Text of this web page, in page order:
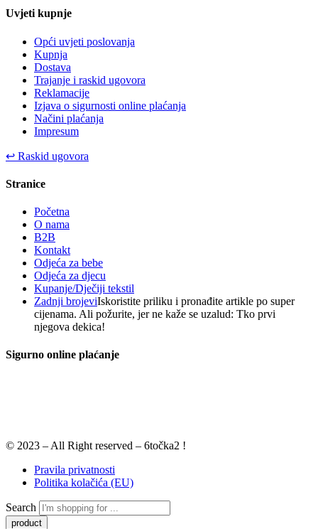
Uvjeti kupnje
Opći uvjeti poslovanja
Kupnja
Dostava
Trajanje i raskid ugovora
Reklamacije
Izjava o sigurnosti online plaćanja
Načini plaćanja
Impresum
↩ Raskid ugovora
Stranice
Početna
O nama
B2B
Kontakt
Odjeća za bebe
Odjeća za djecu
Kupanje/Dječiji tekstil
Zadnji brojeviIskoristite priliku i pronađite artikle po super
cijenama. Ali požurite, jer ne kaže se uzalud: Tko prvi
njegova dekica!
Sigurno online plaćanje
© 2023 – All Right reserved – 6točka2 !
Pravila privatnosti
Politika kolačića (EU)
Search